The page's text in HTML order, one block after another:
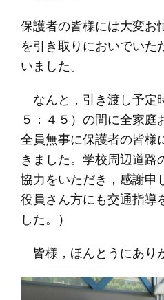
保護者の皆様には大変お
を引き取りにおいでいた
いました。
なんと，引き渡し予定
５：４５）の間に全家庭
全員無事に保護者の皆様
きました。学校周辺道路
協力をいただき，感謝申
役員さん方にも交通指導
した。）
皆様，ほんとうにあり